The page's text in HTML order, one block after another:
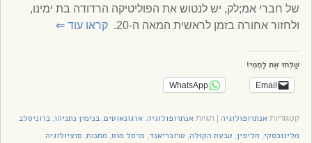
של חברי אמ;לק, יש לנטוש את הפוליטיקה הרדודה בת ימינו,
ולחזור אחורה בזמן לראשית המאה ה-20.
קראו עוד⇐
שַׁלְּחוּ אֶת לַחְמִי!
Email
WhatsApp
קטגוריותאנתרופולוגיה |תגיותאנתרופולוגיה,ארגונאוטים,בנימין נתניהו,ברוניסלב
מלינובסקי, חליפין, טבעת הקוּלה, טרובריאנד, מרסל מוֹס, מתנות, סוציולוגיה